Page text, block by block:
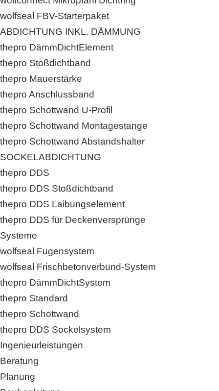
wolfseal FBV-Starterpaket
ABDICHTUNG INKL. DÄMMUNG
thepro DämmDichtElement
thepro Stoßdichtband
thepro Mauerstärke
thepro Anschlussband
thepro Schottwand U-Profil
thepro Schottwand Montagestange
thepro Schottwand Abstandshalter
SOCKELABDICHTUNG
thepro DDS
thepro DDS Stoßdichtband
thepro DDS Laibungselement
thepro DDS für Deckenversprünge
Systeme
wolfseal Fugensystem
wolfseal Frischbetonverbund-System
thepro DämmDichtSystem
thepro Standard
thepro Schottwand
thepro DDS Sockelsystem
Ingenieurleistungen
Beratung
Planung